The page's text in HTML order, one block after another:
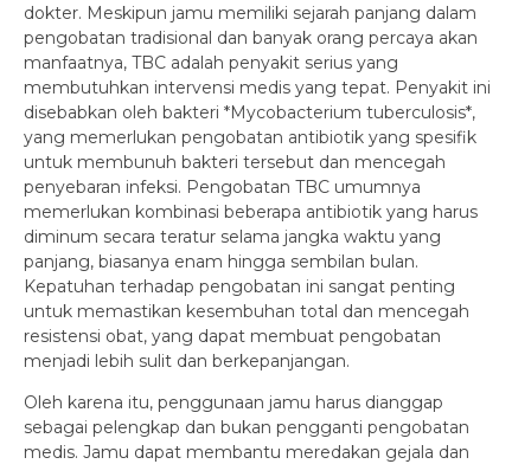
dokter. Meskipun jamu memiliki sejarah panjang dalam
pengobatan tradisional dan banyak orang percaya akan
manfaatnya, TBC adalah penyakit serius yang
membutuhkan intervensi medis yang tepat. Penyakit ini
disebabkan oleh bakteri *Mycobacterium tuberculosis*,
yang memerlukan pengobatan antibiotik yang spesifik
untuk membunuh bakteri tersebut dan mencegah
penyebaran infeksi. Pengobatan TBC umumnya
memerlukan kombinasi beberapa antibiotik yang harus
diminum secara teratur selama jangka waktu yang
panjang, biasanya enam hingga sembilan bulan.
Kepatuhan terhadap pengobatan ini sangat penting
untuk memastikan kesembuhan total dan mencegah
resistensi obat, yang dapat membuat pengobatan
menjadi lebih sulit dan berkepanjangan.
Oleh karena itu, penggunaan jamu harus dianggap
sebagai pelengkap dan bukan pengganti pengobatan
medis. Jamu dapat membantu meredakan gejala dan